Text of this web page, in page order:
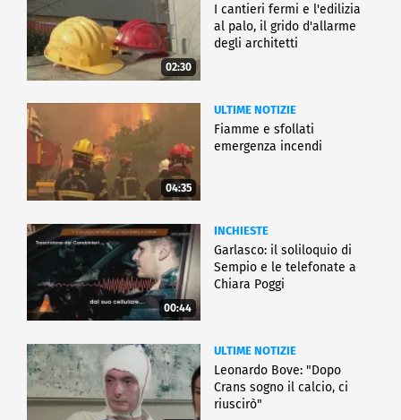
02:30
I cantieri fermi e l'edilizia
al palo, il grido d'allarme
degli architetti
04:35
ULTIME NOTIZIE
Fiamme e sfollati
emergenza incendi
00:44
INCHIESTE
Garlasco: il soliloquio di
Sempio e le telefonate a
Chiara Poggi
ULTIME NOTIZIE
Leonardo Bove: "Dopo
Crans sogno il calcio, ci
riuscirò"